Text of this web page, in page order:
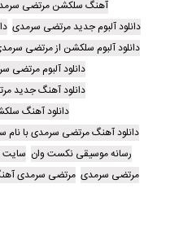
آهنگ سلکشن مرتضی
دانلود آلبوم جدید مرتضی سرمدی
دانلود آلبوم سلکشن از مرتضی
دانلود آلبوم مرتضی
دانلود آهنگ جدید
دانلود آهنگ
دانلود آهنگ مرتضی سرمدی با نام
رسانه موسیقی نکست وان سایت
مرتضی سرمدی مرتضی سرمدی